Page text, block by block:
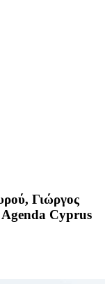
Γιώργος
Cyprus